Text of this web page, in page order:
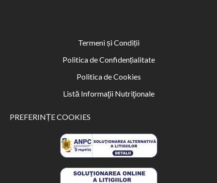
Termeni și Condiții
Politica de Confidențialitate
Politica de Cookies
Listă Informaţii Nutriţionale
PREFERINȚE COOKIES